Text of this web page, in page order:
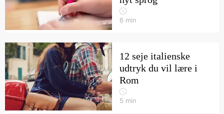
6 min
12 seje italienske
udtryk du vil lære i
Rom
5 min